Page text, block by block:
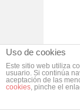
Uso de cookies
Este sitio web utiliza
usuario. Si continúa
aceptación de las
cookies, pinche el